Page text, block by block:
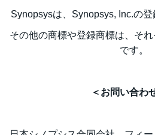
Synopsysは、Synopsys, Inc.の登
その他の商標や登録商標は、そ
です。
＜お問い合わ